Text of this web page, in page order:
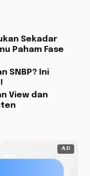
Sekadar
Paham Fase
SNBP? Ini
View dan
AD